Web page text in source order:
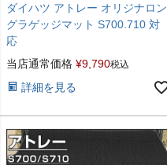
ダイハツ アトレー オリジナロン
グラゲッジマット S700.710 対
応
当店通常価格 ¥9,790税込
詳細を見る